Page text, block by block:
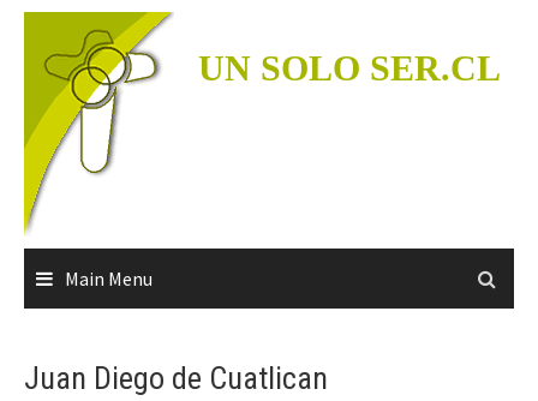
Skip
content
UN SOLO SER.CL
Main Menu
Juan Diego de Cuatlican